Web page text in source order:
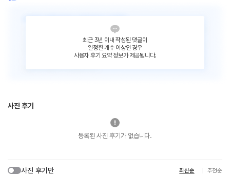
최근 3년 이내 작성된 댓글이
일정한 개수 이상인 경우
사용자 후기 요약 정보가 제공됩니다.
사진 후기
등록된 사진 후기가 없습니다.
사진 후기만 최신순 추천순